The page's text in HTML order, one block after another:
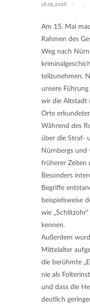
18.05.2026
Am 15. Mai
Rahmen des
Weg nach
teilzunehmen.
unsere
wir die Altstadt
Orte
Während des
über die Straf-
Nürnbergs und
früherer Zeiten
Besonders
Begriffe
beispielsweise
wie
kennen.
Außerdem
Mittelalter
die berühmte
nie als
und dass die
deutlich